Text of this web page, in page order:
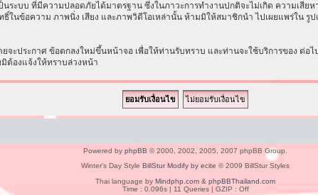
ระบบ ที่มีความปลอดภัยได้มาตรฐาน ซึ่งในภาวะการทำงานปกติจะไม่เกิด ความเสี
ในข้อความ ภาพนิ่ง เสียง และภาพวิดีโอเหล่านั้น ห้ามมิให้สมาชิกนำ ไปเผยแพร่ใน
จะประกาศ ข้อตกลงใหม่ขึ้นหน้าจอ เพื่อให้ท่านรับทราบ และท่านจะใช้บริการของ ต่
ต้องแจ้งให้ทราบล่วงหน้า
Powered byphpBB © 2000, 2002, 2005, 2007 phpBB Group.
Winter's Day StyleBillStur Modify by ecite © 2009 BillStur Styles
Thai language byMindphp.com &phpBBThailand.com
Time : 0.096s | 11 Queries | GZIP : Off